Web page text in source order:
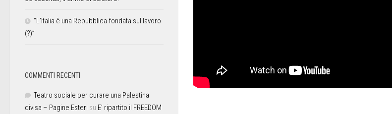
“L’Italia è una Repubblica fondata sul lavoro
(?)”
COMMENTI RECENTI
Teatro sociale per curare una Palestina
divisa – Pagine Esteri su E’ ripartito il FREEDOM